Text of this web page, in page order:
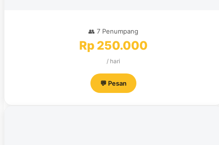
👥 7 Penumpang
Rp 250.000
/ hari
💬 Pesan